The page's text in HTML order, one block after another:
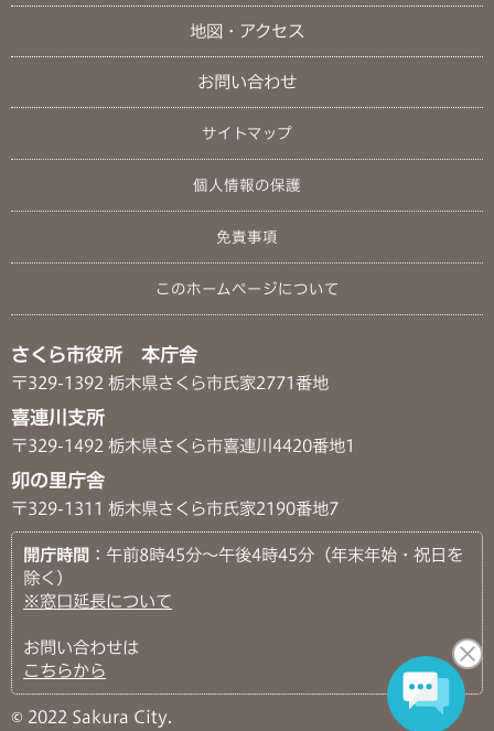
地図・アクセス
お問い合わせ
サイトマップ
個人情報の保護
免責事項
このホームページについて
さくら市役所 本庁舎
〒329-1392 栃木県さくら市氏家2771番地
喜連川支所
〒329-1492 栃木県さくら市喜連川4420番地1
卯の里庁舎
〒329-1311 栃木県さくら市氏家2190番地7
開庁時間 ：午前8時45分～午後4時45分（年末年始・祝日を
除く）
※窓口延長について
お問い合わせは
こちらから
© 2022 Sakura City.